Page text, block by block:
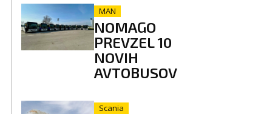
MAN
NOMAGO
PREVZEL 10
NOVIH
AVTOBUSOV
Scania